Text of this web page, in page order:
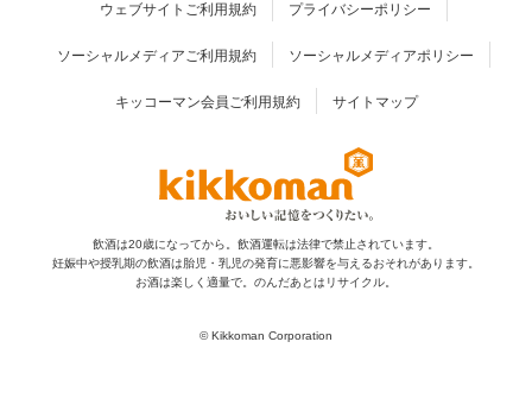
ウェブサイトご利用規約 プライバシーポリシー
ソーシャルメディアご利用規約 ソーシャルメディアポリシー
キッコーマン会員ご利用規約 サイトマップ
飲酒は20歳になってから。飲酒運転は法律で禁止されています。
妊娠中や授乳期の飲酒は胎児・乳児の発育に悪影響を与えるおそれがあります。
お酒は楽しく適量で。のんだあとはリサイクル。
© Kikkoman Corporation